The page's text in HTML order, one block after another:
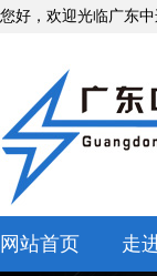
您好，欢迎光临广东
网站首页 走